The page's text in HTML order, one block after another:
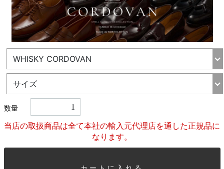
数量
当店の取扱商品は全て本社の輸入元代理店を通した正規品に
なります。